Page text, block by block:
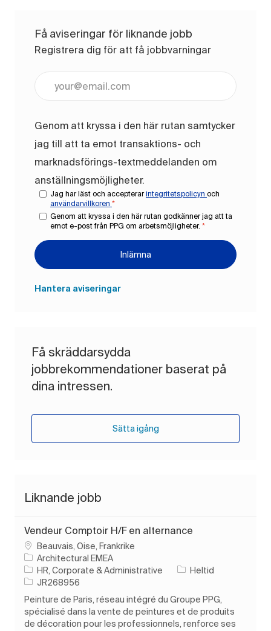
Få aviseringar för liknande jobb
Registrera dig för att få jobbvarningar
Genom att kryssa i den här rutan samtycker
jag till att ta emot transaktions- och
marknadsförings-textmeddelanden om
anställningsmöjligheter.
Jag har läst och accepterarintegritetspolicyn och
användarvillkoren *
Genom att kryssa i den här rutan godkänner jag att ta
emot e-post från PPG om arbetsmöjligheter. *
Inlämna
Hantera aviseringar
Få skräddarsydda
jobbrekommendationer baserat på
dina intressen.
Sätta igång
Liknande jobb
Vendeur Comptoir H/F en alternance
PlatsBeauvais, Oise, Frankrike
Architectural EMEA
Kategori
HR, Corporate & Administrative Typ av jobb
Heltid
Jobb-ID
JR268956
Peinture de Paris, réseau intégré du Groupe PPG,
spécialisé dans la vente de peintures et de produits
de décoration pour les professionnels, renforce ses